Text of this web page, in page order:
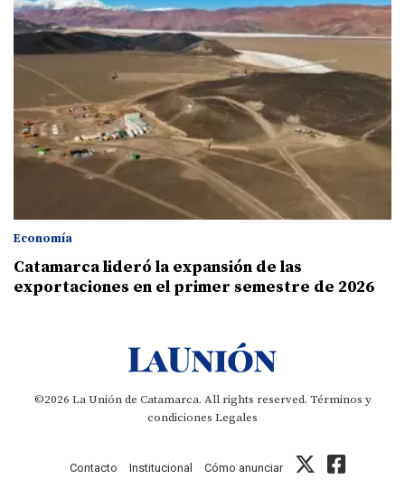
Economía
Catamarca lideró la expansión de las
exportaciones en el primer semestre de 2026
©2026 La Unión de Catamarca. All rights reserved. Términos y
condiciones Legales
Contacto Institucional Cómo anunciar